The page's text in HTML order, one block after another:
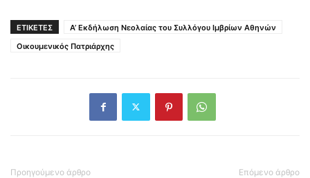
ΕΤΙΚΕΤΕΣ
Α’ Εκδήλωση Νεολαίας του Συλλόγου Ιμβρίων Αθηνών
Οικουμενικός Πατριάρχης
Προηγούμενο άρθρο Επόμενο άρθρο